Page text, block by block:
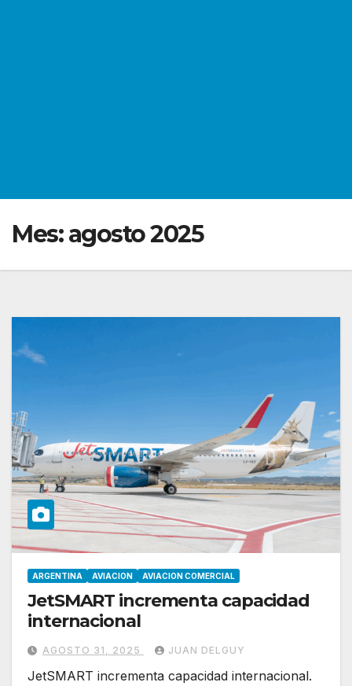
Mes:agosto 2025
ARGENTINA AVIACION AVIACION COMERCIAL
JetSMART incrementa capacidad
internacional
AGOSTO 31, 2025 JUAN DELGUY
JetSMART incrementa capacidad internacional.